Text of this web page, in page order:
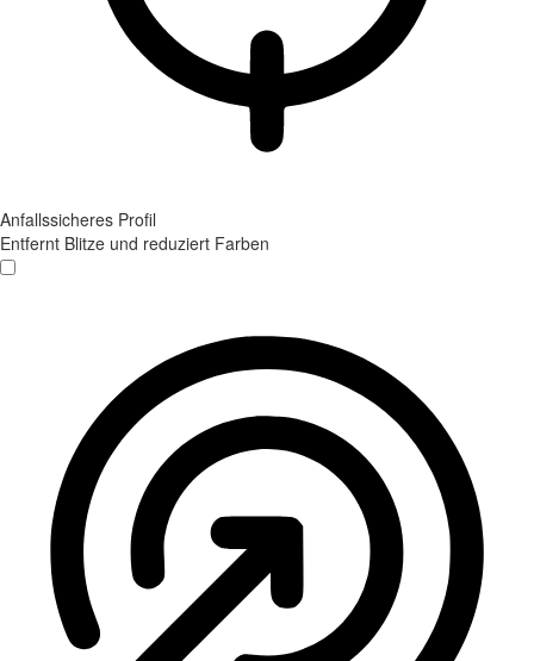
Anfallssicheres Profil
Entfernt Blitze und reduziert Farben